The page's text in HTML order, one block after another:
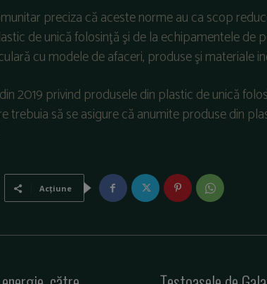
preciza că aceste norme au ca scop
de unică folosinţă şi de la echipamentele de
cu modele de afaceri, produse şi materiale
2019 privind produsele din plastic de unică
trebuia să se asigure că anumite produse din
Acțiune